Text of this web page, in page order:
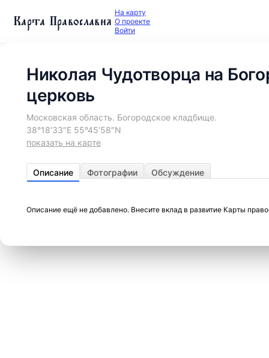
Карта Православия На карту
О проекте
Войти
Николая Чудотворца на
церковь
Московская область. Богородское кладбище.
38°18′33″E 55°45′58″N
показать на карте
Описание Фотографии Обсуждение
Описание ещё не добавлено. Внесите вклад в развитие Карты